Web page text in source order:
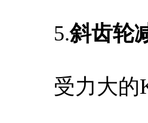
5.斜齿轮
受力大的